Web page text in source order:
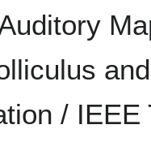
/